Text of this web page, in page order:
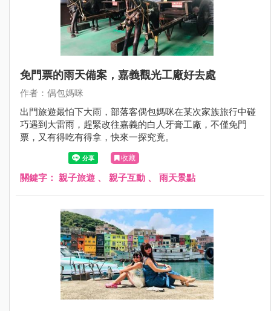
免門票的雨天備案，嘉義觀光工廠好去處
作者：偶包媽咪
出門旅遊最怕下大雨，部落客偶包媽咪在某次家族旅行中碰
巧遇到大雷雨，趕緊改往嘉義的白人牙膏工廠，不僅免門
票，又有得吃有得拿，快來一探究竟。
收藏
關鍵字： 親子旅遊 、 親子互動 、 雨天景點